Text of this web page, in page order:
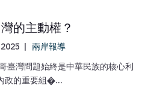
的主動權？
兩岸報導
臺灣問題始終是中華民族的核心利
政的重要組�...